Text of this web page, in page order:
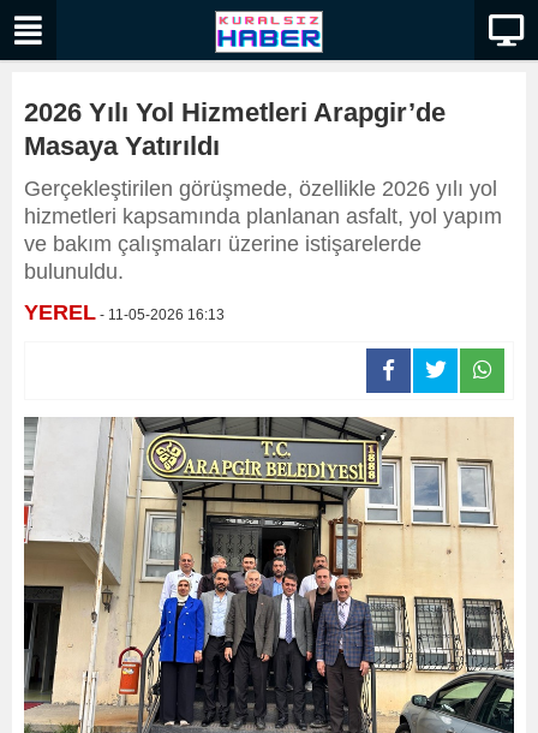
2026 Yılı Yol Hizmetleri Arapgir’de
Masaya Yatırıldı
Gerçekleştirilen görüşmede, özellikle 2026 yılı yol
hizmetleri kapsamında planlanan asfalt, yol yapım
ve bakım çalışmaları üzerine istişarelerde
bulunuldu.
YEREL - 11-05-2026 16:13